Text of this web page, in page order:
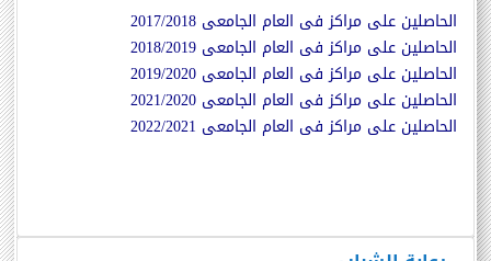
الحاصلين على مراكز فى العام الجامعى 2017 /2018
الحاصلين على مراكز فى العام الجامعى 2018/2019
الحاصلين على مراكز فى العام الجامعى 2019/202 0
الحاصلين على مراكز فى العام الجامعى 2021/202 0
الحاصلين على مراكز فى العام الجامعى 2022/202 1